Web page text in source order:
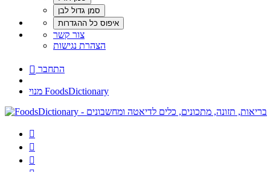
צור קשר
הצהרת נגישות
 התחבר
מנוי FoodsDictionary


